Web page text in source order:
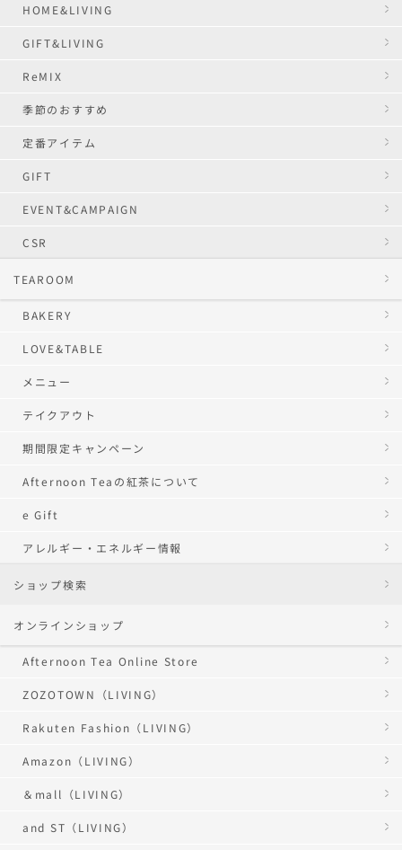
HOME&LIVING
GIFT&LIVING
ReMIX
季節のおすすめ
定番アイテム
GIFT
EVENT&CAMPAIGN
CSR
TEAROOM
BAKERY
LOVE&TABLE
メニュー
テイクアウト
期間限定キャンペーン
Afternoon Teaの紅茶について
e Gift
アレルギー・エネルギー情報
ショップ検索
オンラインショップ
Afternoon Tea Online Store
ZOZOTOWN（LIVING）
Rakuten Fashion（LIVING）
Amazon（LIVING）
＆mall（LIVING）
and ST（LIVING）